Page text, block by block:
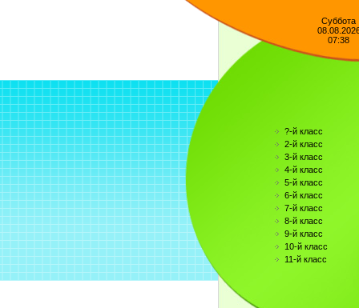
Суббота
07:38
?-й класс
2-й класс
3-й класс
4-й класс
5-й класс
6-й класс
7-й класс
8-й класс
9-й класс
10-й класс
11-й класс